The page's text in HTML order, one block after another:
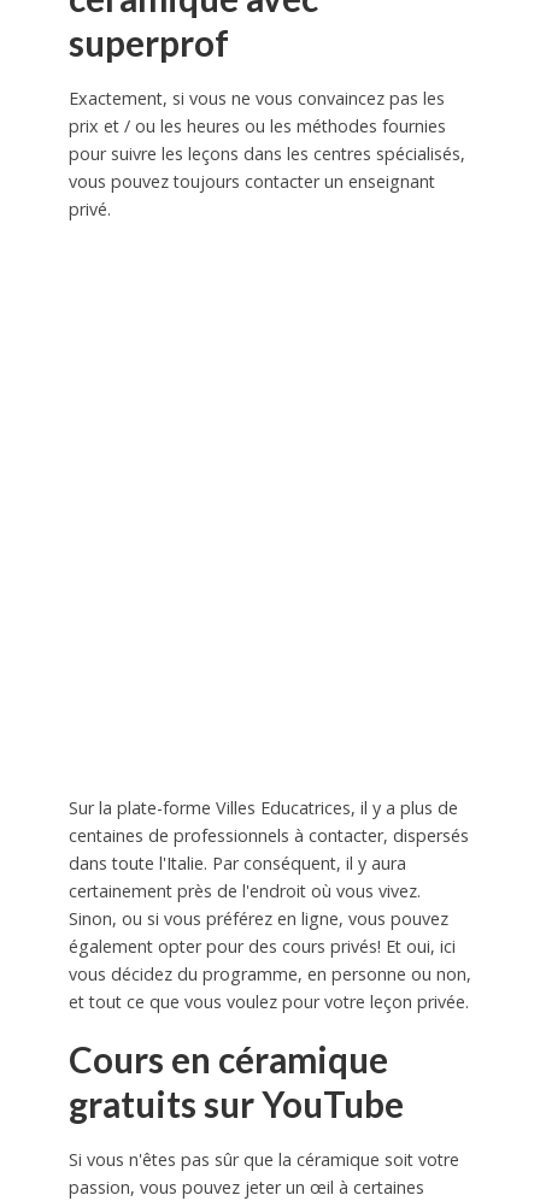
superprof
Exactement, si vous ne vous convaincez pas les
prix et / ou les heures ou les méthodes fournies
pour suivre les leçons dans les centres spécialisés,
vous pouvez toujours contacter un enseignant
privé.
Sur la plate-forme Villes Educatrices, il y a plus de
centaines de professionnels à contacter, dispersés
dans toute l'Italie. Par conséquent, il y aura
certainement près de l'endroit où vous vivez.
Sinon, ou si vous préférez en ligne, vous pouvez
également opter pour des cours privés! Et oui, ici
vous décidez du programme, en personne ou non,
et tout ce que vous voulez pour votre leçon privée.
Cours en céramique
gratuits sur YouTube
Si vous n'êtes pas sûr que la céramique soit votre
passion, vous pouvez jeter un œil à certaines